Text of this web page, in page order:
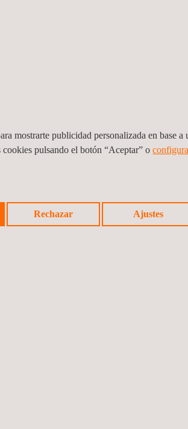
mostrarte publicidad personalizada en base
cookies pulsando el botón “Aceptar” o
Rechazar Ajustes